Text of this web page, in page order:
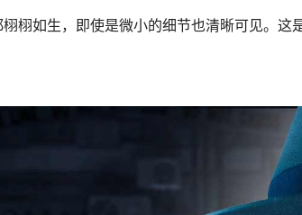
栩如生，即使是微小的细节也清晰可见。这